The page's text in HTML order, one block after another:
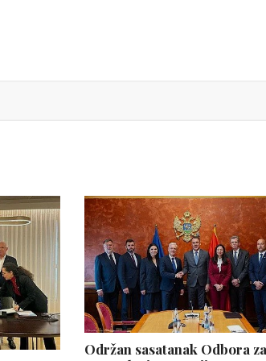
Održan sasatanak Odbora